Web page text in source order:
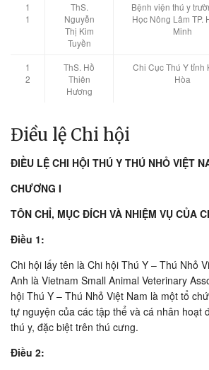
1
1
ThS.
Nguyễn
Thị Kim
Tuyền
Bệnh viện thú y
Học Nông Lâm TP.
Minh
1
2
ThS. Hồ
Thiên
Hương
Chi Cục Thú Y tỉnh
Hòa
Điều lệ Chi hội
ÐIỀU LỆ CHI HỘI THÚ Y THÚ NHỎ VIỆT
CHƯƠNG I
TÔN CHỈ, MỤC ÐÍCH VÀ NHIỆM VỤ CỦA
Ðiều 1:
Chi hội lấy tên là Chi hội Thú Y – Thú Nhỏ
Anh là Vietnam Small Animal Veterinary
hội Thú Y – Thú Nhỏ Việt Nam là một tổ
tự nguyện của các tập thể và cá nhân hoạt
thú y, đặc biệt trên thú cưng.
Ðiều 2: